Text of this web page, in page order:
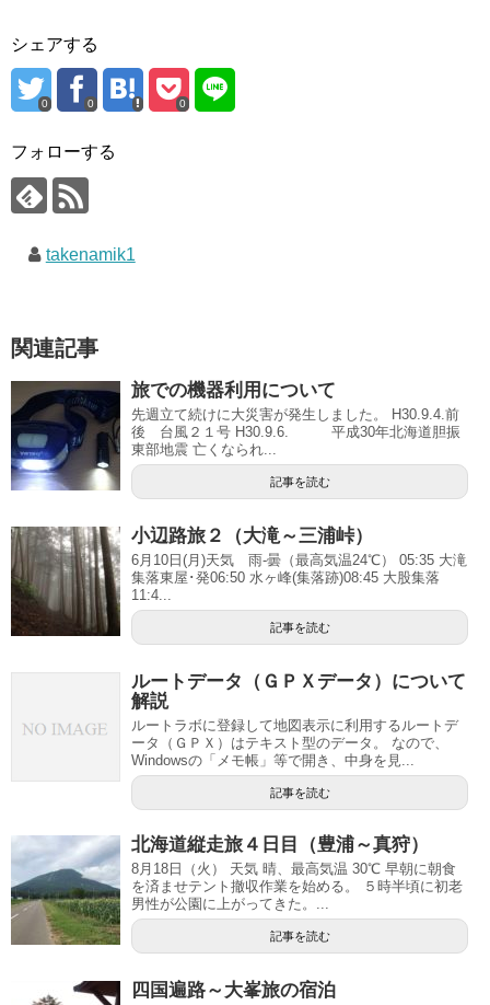
シェアする
0 0 0
フォローする
takenamik1
関連記事
旅での機器利用について
先週立て続けに大災害が発生しました。 H30.9.4.前
後 台風２１号 H30.9.6. 平成30年北海道胆振
東部地震 亡くなられ...
記事を読む
小辺路旅２（大滝～三浦峠）
6月10日(月)天気 雨-曇（最高気温24℃） 05:35 大滝
集落東屋･発06:50 水ヶ峰(集落跡)08:45 大股集落
11:4...
記事を読む
ルートデータ（ＧＰＸデータ）について
解説
ルートラボに登録して地図表示に利用するルートデ
ータ（ＧＰＸ）はテキスト型のデータ。 なので、
Windowsの「メモ帳」等で開き、中身を見...
記事を読む
北海道縦走旅４日目（豊浦～真狩）
8月18日（火） 天気 晴、最高気温 30℃ 早朝に朝食
を済ませテント撤収作業を始める。 ５時半頃に初老
男性が公園に上がってきた。...
記事を読む
四国遍路～大峯旅の宿泊